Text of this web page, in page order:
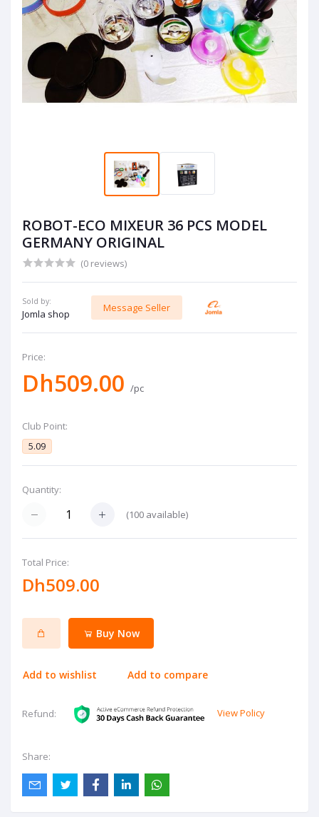
ROBOT-ECO MIXEUR 36 PCS MODEL
GERMANY ORIGINAL
(0 reviews)
Sold by:
Jomla shop
Message Seller
Price:
Dh509.00 /pc
Club Point:
5.09
Quantity:
(100 available)
Total Price:
Dh509.00
Buy Now
Add to wishlist Add to compare
Refund: View Policy
Share: